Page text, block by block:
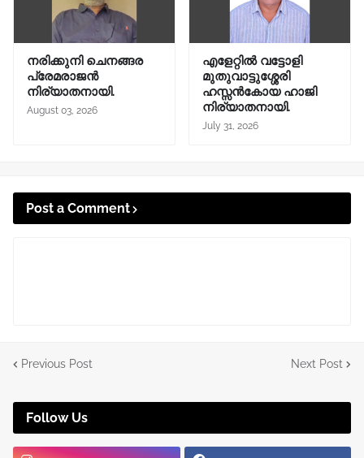
നരിക്കുനി ചെനങ്ങര
പ്രേമരാജൻ
നിര്യാതനായി.
August 03, 2026
എളേറ്റിൽ വട്ടോളി
മുതുവാട്ടുശ്ശേരി
ഹസ്സൻകോയ ഹാജി
നിര്യാതനായി.
July 31, 2026
Post a Comment
Previous Post Next Post
Follow Us